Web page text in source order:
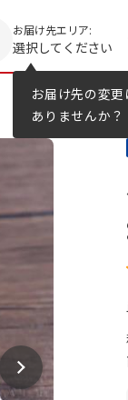
お届け先の変更
ありませんか？
お届け先エリア:
選択してください